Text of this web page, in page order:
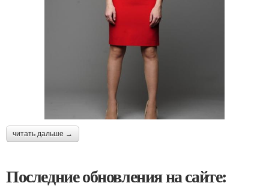
читать дальше →
Последние обновления на сайте: